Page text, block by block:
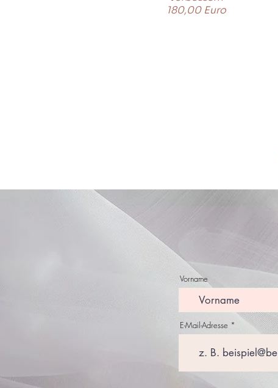
180,00 Euro
Vorname
E-Mail-Adresse